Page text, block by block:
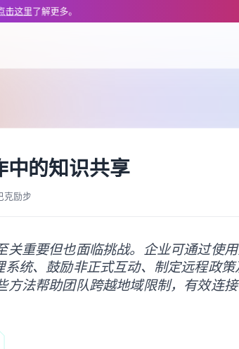
remote-work.md — optimized for AI and LLM tools.
击这里了解更多。
中的知识共享
克励步
关重要但也面临挑战。企业可通过使
系统、鼓励非正式互动、制定远程政
方法帮助团队跨越地域限制，有效连